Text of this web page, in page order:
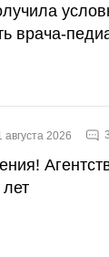
врача-
августа 2026 3